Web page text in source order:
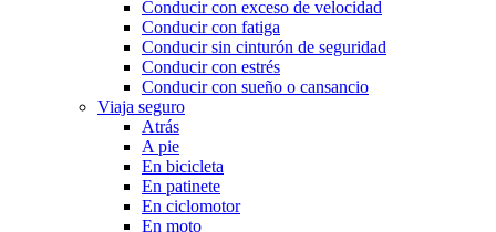
Conducir con exceso de velocidad
Conducir con fatiga
Conducir sin cinturón de seguridad
Conducir con estrés
Conducir con sueño o cansancio
Viaja seguro
Atrás
A pie
En bicicleta
En patinete
En ciclomotor
En moto